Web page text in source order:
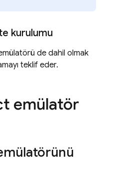
kurulumu
de dahil olmak
teklif eder.
emülatör